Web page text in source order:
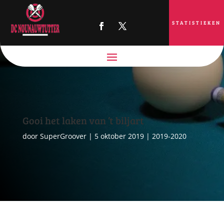
STATISTIEKEN
Gooi het laken van ’t biljart
door SuperGroover| 5 oktober 2019| 2019-2020